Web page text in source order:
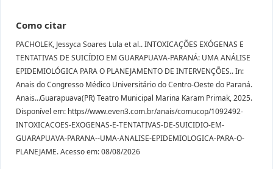
Como citar
PACHOLEK, Jessyca Soares Lula et al.. INTOXICAÇÕES EXÓGENAS E
TENTATIVAS DE SUICÍDIO EM GUARAPUAVA-PARANÁ: UMA ANÁLISE
EPIDEMIOLÓGICA PARA O PLANEJAMENTO DE INTERVENÇÕES.. In:
Anais do Congresso Médico Universitário do Centro-Oeste do Paraná.
Anais...Guarapuava(PR) Teatro Municipal Marina Karam Primak, 2025.
Disponível em: https//www.even3.com.br/anais/comucop/1092492-
INTOXICACOES-EXOGENAS-E-TENTATIVAS-DE-SUICIDIO-EM-
GUARAPUAVA-PARANA--UMA-ANALISE-EPIDEMIOLOGICA-PARA-O-
PLANEJAME. Acesso em: 08/08/2026